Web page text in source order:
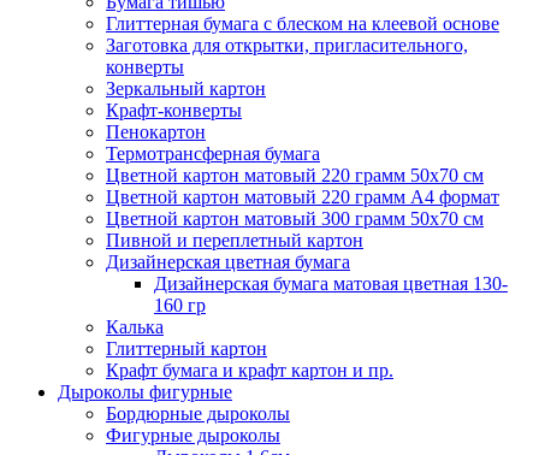
Глиттерная бумага с блеском на клеевой основе
Заготовка для открытки, пригласительного,
конверты
Зеркальный картон
Крафт-конверты
Пенокартон
Термотрансферная бумага
Цветной картон матовый 220 грамм 50х70 см
Цветной картон матовый 220 грамм A4 формат
Цветной картон матовый 300 грамм 50х70 см
Пивной и переплетный картон
Дизайнерская цветная бумага
Дизайнерская бумага матовая цветная 130-
160 гр
Калька
Глиттерный картон
Крафт бумага и крафт картон и пр.
Дыроколы фигурные
Бордюрные дыроколы
Фигурные дыроколы